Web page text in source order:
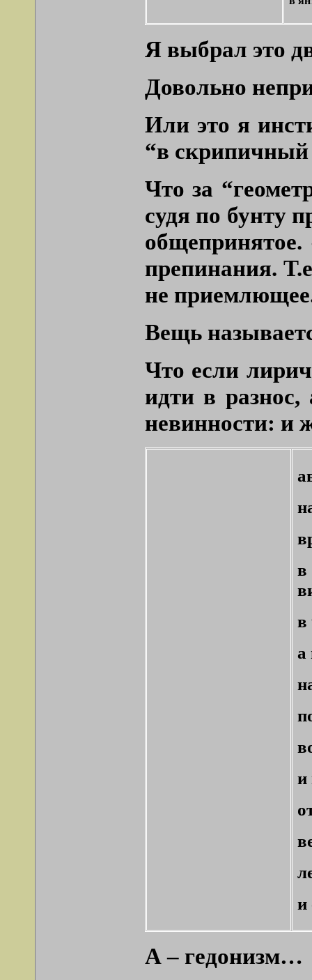
Я выбрал это
Довольно
Или это я
“в
Что за
судя по бунту
препинания.
не
Вещь
Что если
идти в
невинности: и
в
в
а
и
и
А – гедонизм…